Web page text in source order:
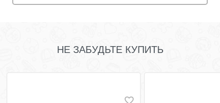
НЕ ЗАБУДЬТЕ КУПИТЬ